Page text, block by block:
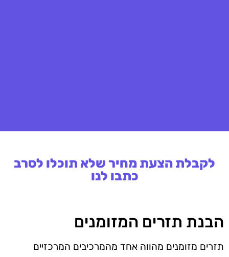
לקבלת הצעת מחיר שלא תוכלו לסרב
כתבו לנו
הבנת תזרים המזומנים
תזרים מזומנים מהווה אחד מהמרכיבים המרכזיים